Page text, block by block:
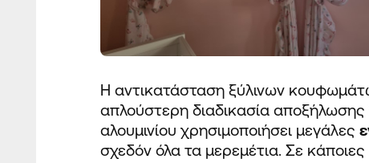
Η αντικατάσταση ξύλινων
απλούστερη διαδικασία
αλουμινίου χρησιμοποιήσει μεγάλες
σχεδόν όλα τα μερεμέτια. Σε